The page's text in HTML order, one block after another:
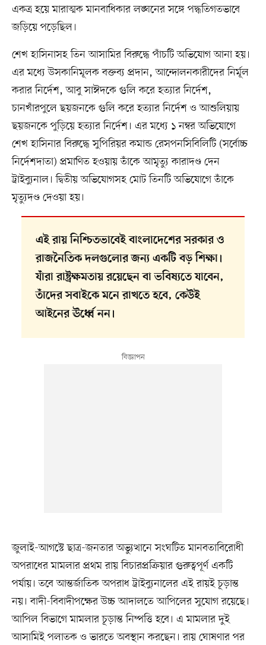
একত্র হয়ে মারাত্মক মানবাধিকার লঙ্ঘনের সঙ্গে পদ্ধতিগতভাবে
জড়িয়ে পড়েছিল।
শেখ হাসিনাসহ তিন আসামির বিরুদ্ধে পাঁচটি অভিযোগ আনা হয়।
এর মধ্যে উসকানিমূলক বক্তব্য প্রদান, আন্দোলনকারীদের নির্মূল
করার নির্দেশ, আবু সাঈদকে গুলি করে হত্যার নির্দেশ,
চানখাঁরপুলে ছয়জনকে গুলি করে হত্যার নির্দেশ ও আশুলিয়ায়
ছয়জনকে পুড়িয়ে হত্যার নির্দেশ। এর মধ্যে ১ নম্বর অভিযোগে
শেখ হাসিনার বিরুদ্ধে সুপিরিয়র কমান্ড রেসপনসিবিলিটি (সর্বোচ্চ
নির্দেশদাতা) প্রমাণিত হওয়ায় তাঁকে আমৃত্যু কারাদণ্ড দেন
ট্রাইব্যুনাল। দ্বিতীয় অভিযোগসহ মোট তিনটি অভিযোগে তাঁকে
মৃত্যুদণ্ড দেওয়া হয়।
এই রায় নিশ্চিতভাবেই বাংলাদেশের সরকার ও
রাজনৈতিক দলগুলোর জন্য একটি বড় শিক্ষা।
যাঁরা রাষ্ট্রক্ষমতায় রয়েছেন বা ভবিষ্যতে যাবেন,
তাঁদের সবাইকে মনে রাখতে হবে, কেউই
আইনের ঊর্ধ্বে নন।
জুলাই-আগস্টে ছাত্র-জনতার অভ্যুত্থানে সংঘটিত মানবতাবিরোধী
অপরাধের মামলার প্রথম রায় বিচারপ্রক্রিয়ার গুরুত্বপূর্ণ একটি
পর্যায়। তবে আন্তর্জাতিক অপরাধ ট্রাইব্যুনালের এই রায়ই চূড়ান্ত
নয়। বাদী-বিবাদীপক্ষের উচ্চ আদালতে আপিলের সুযোগ রয়েছে।
আপিল বিভাগে মামলার চূড়ান্ত নিষ্পত্তি হবে। এ মামলার দুই
আসামিই পলাতক ও ভারতে অবস্থান করছেন। রায় ঘোষণার পর